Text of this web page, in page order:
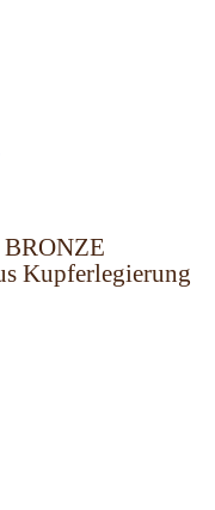
BRONZE
Kupferlegierung